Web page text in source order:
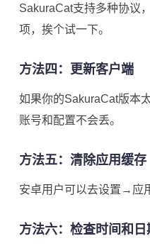
SakuraCat支持多种协议
项，挨个试一下。
方法四：更新客户端
如果你的SakuraCat版本
账号和配置不会丢。
方法五：清除应用缓存
安卓用户可以去设置→应
方法六：检查时间和日